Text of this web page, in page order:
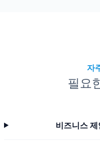
자
필요
비즈니스